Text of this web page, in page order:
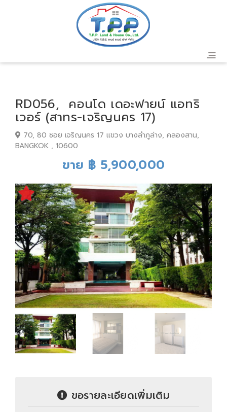
RD056, คอนโด เดอะฟายน์ แอทริ
เวอร์ (สาทร-เจริญนคร 17)
70, 80 ซอย เจริญนคร 17 แขวง บางลำภูล่าง, คลองสาน,
BANGKOK , 10600
ขาย ฿ 5,900,000
ขอรายละเอียดเพิ่มเติม